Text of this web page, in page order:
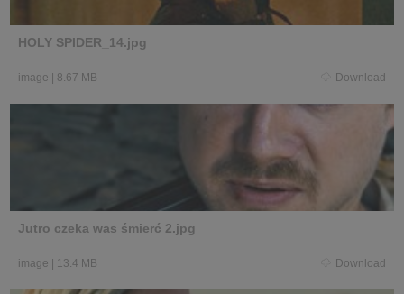
HOLY SPIDER_14.jpg
image 8.67 MB Download
Jutro czeka was śmierć 2.jpg
image 13.4 MB Download